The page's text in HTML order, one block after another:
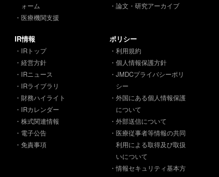
ォーム
・医療機関支援
・論文・研究アーカイブ
IR情報
・IRトップ
・経営方針
・IRニュース
・IRライブラリ
・財務ハイライト
・IRカレンダー
・株式関連情報
・電子公告
・免責事項
ポリシー
・利用規約
・個人情報保護方針
・JMDCプライバシーポリ
シー
・外国にある個人情報保護
について
・外部送信について
・医療従事者等情報の共同
利用による取得及び取扱
いについて
・情報セキュリティ基本方